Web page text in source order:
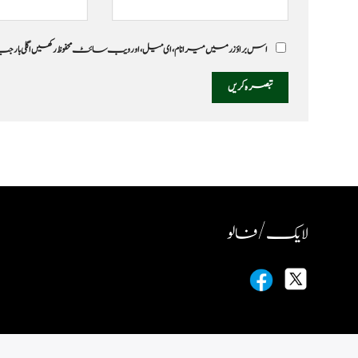
اس براؤزر میں میرا نام، ای میل، اور ویب سائٹ محفوظ رکھیں اگلی
لایک / فالو